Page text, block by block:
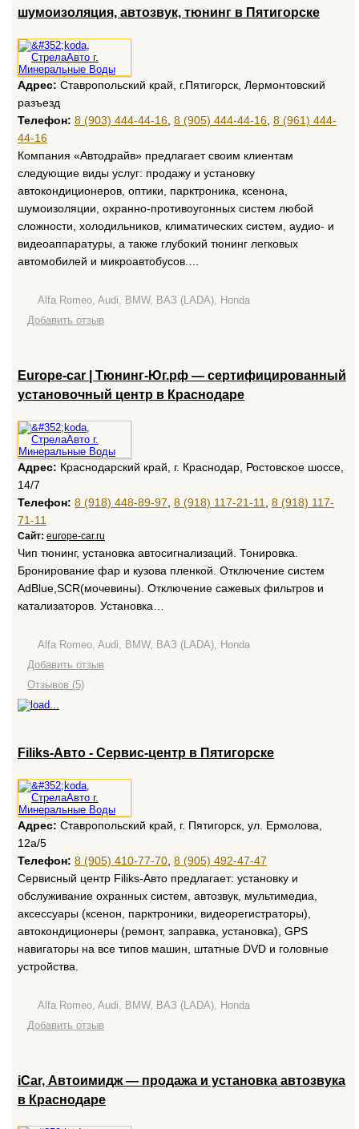
шумоизоляция, автозвук, тюнинг в Пятигорске
Адрес: Ставропольский край, г.Пятигорск, Лермонтовский
разъезд
Телефон: 8 (903) 444-44-16 8 (905) 444-44-16 8 (961) 444-
44-16
Компания «Автодрайв» предлагает своим клиентам
следующие виды услуг: продажу и установку
автокондиционеров, оптики, парктроника, ксенона,
шумоизоляции, охранно-противоугонных систем любой
сложности, холодильников, климатических систем, аудио- и
видеоаппаратуры, а также глубокий тюнинг легковых
автомобилей и микроавтобусов.…
Alfa Romeo, Audi, BMW, ВАЗ (LADA), Honda
Добавить отзыв
Europe-car | Тюнинг-Юг.рф — сертифицированный
установочный центр в Краснодаре
Адрес: Краснодарский край, г. Краснодар, Ростовское шоссе,
14/7
Телефон: 8 (918) 448-89-97 8 (918) 117-21-11
8 (918) 117-
71-11
Сайт: europe-car.ru
Чип тюнинг, установка автосигнализаций. Тонировка.
Бронирование фар и кузова пленкой. Отключение систем
AdBlue,SCR(мочевины). Отключение сажевых фильтров и
катализаторов. Установка…
Alfa Romeo, Audi, BMW, ВАЗ (LADA), Honda
Добавить отзыв
Отзывов (5)
Filiks-Авто - Сервис-центр в Пятигорске
Адрес: Ставропольский край, г. Пятигорск, ул. Ермолова,
12а/5
Телефон: 8 (905) 410-77-70 8 (905) 492-47-47
Сервисный центр Filiks-Авто предлагает: установку и
обслуживание охранных систем, автозвук, мультимедиа,
аксессуары (ксенон, парктроники, видеорегистраторы),
автокондиционеры (ремонт, заправка, установка), GPS
навигаторы на все типов машин, штатные DVD и головные
устройства.
Alfa Romeo, Audi, BMW, ВАЗ (LADA), Honda
Добавить отзыв
iCar, Автоимидж — продажа и установка автозвука
в Краснодаре